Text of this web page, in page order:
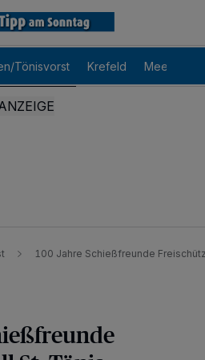
Tönisvorst Krefeld Meerbusch
100 Jahre Schießfreunde